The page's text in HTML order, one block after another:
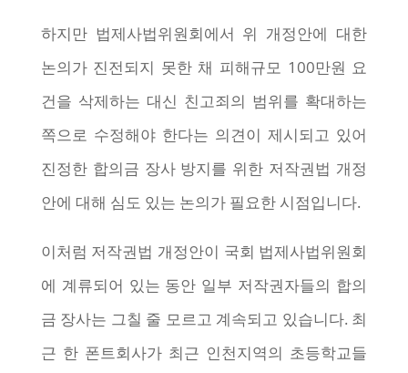
하지만 법제사법위원회에서 위 개정안에 대한
논의가 진전되지 못한 채 피해규모 100만원 요
건을 삭제하는 대신 친고죄의 범위를 확대하는
쪽으로 수정해야 한다는 의견이 제시되고 있어
진정한 합의금 장사 방지를 위한 저작권법 개정
안에 대해 심도 있는 논의가 필요한 시점입니다.
이처럼 저작권법 개정안이 국회 법제사법위원회
에 계류되어 있는 동안 일부 저작권자들의 합의
금 장사는 그칠 줄 모르고 계속되고 있습니다. 최
근 한 폰트회사가 최근 인천지역의 초등학교들